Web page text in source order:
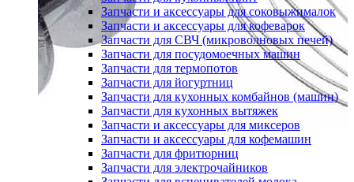
Запчасти и аксессуары для соковыжималок
Запчасти и аксессуары для кофеварок
Запчасти для СВЧ (микроволновых печей)
Запчасти для посудомоечных машин
Запчасти для термопотов
Запчасти для йогуртниц
Запчасти для кухонных комбайнов (машин)
Запчасти для кухонных вытяжек
Запчасти и аксессуары для миксеров
Запчасти и аксессуары для кофемашин
Запчасти для фритюрниц
Запчасти для электрочайников